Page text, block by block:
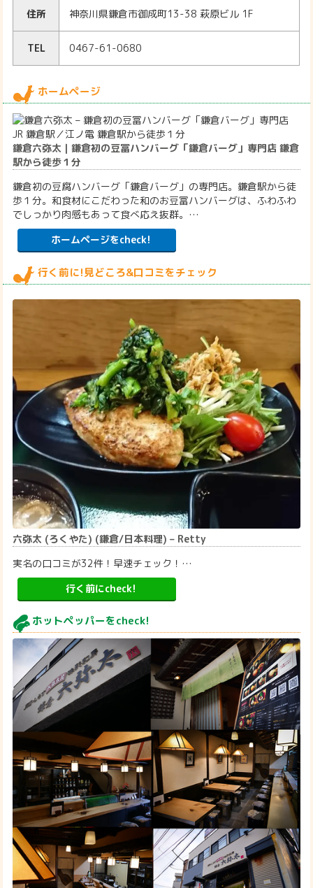
住所 神奈川県鎌倉市御成町13-38 萩原ビル 1F
TEL 0467-61-0680
ホームページ
鎌倉六弥太｜鎌倉初の豆冨ハンバーグ「鎌倉バーグ」専門店 鎌倉
駅から徒歩１分
鎌倉初の豆腐ハンバーグ「鎌倉バーグ」の専門店。鎌倉駅から徒
歩１分。和食材にこだわった和のお豆冨ハンバーグは、ふわふわ
でしっかり肉感もあって食べ応え抜群。…
ホームページをcheck!
行く前に!見どころ&口コミをチェック
六弥太 (ろくやた) (鎌倉/日本料理) – Retty
実名の口コミが32件！早速チェック！…
行く前にcheck!
ホットペッパーをcheck!